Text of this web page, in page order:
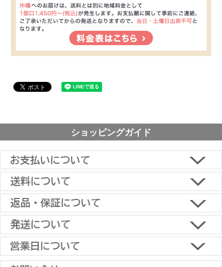
ショッピングガイド
■下記よりお選びいただけます。
クレジットカード決済、代金引換、楽天ペイ、郵便振替、銀行振
込、スコア後払い、コンビニ決済、PayPayオンライン決済
※一部適用外の地域や商品がありますのでご了承ください。
【返品・キャンセルについて】
原則として返品は受け付けておりません。
金具に関しては、条件を満たしている場合は返品をお受けいたしま
す。
【初期不良・保証について】
土日祝日も当日出荷いたします